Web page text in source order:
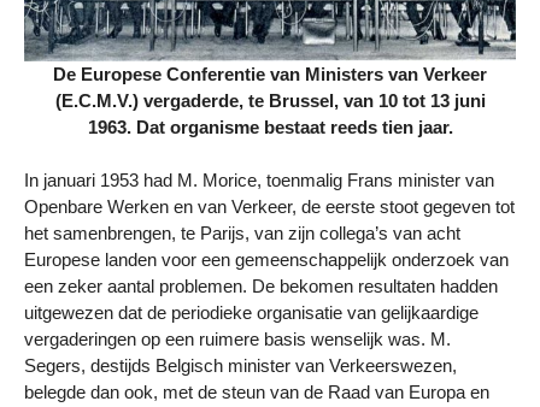
De Europese Conferentie van Ministers van Verkeer
(E.C.M.V.) vergaderde, te Brussel, van 10 tot 13 juni
1963. Dat organisme bestaat reeds tien jaar.
In januari 1953 had M. Morice, toenmalig Frans minister van
Openbare Werken en van Verkeer, de eerste stoot gegeven tot
het samenbrengen, te Parijs, van zijn collega’s van acht
Europese landen voor een gemeenschappelijk onderzoek van
een zeker aantal problemen. De bekomen resultaten hadden
uitgewezen dat de periodieke organisatie van gelijkaardige
vergaderingen op een ruimere basis wenselijk was. M.
Segers, destijds Belgisch minister van Verkeerswezen,
belegde dan ook, met de steun van de Raad van Europa en